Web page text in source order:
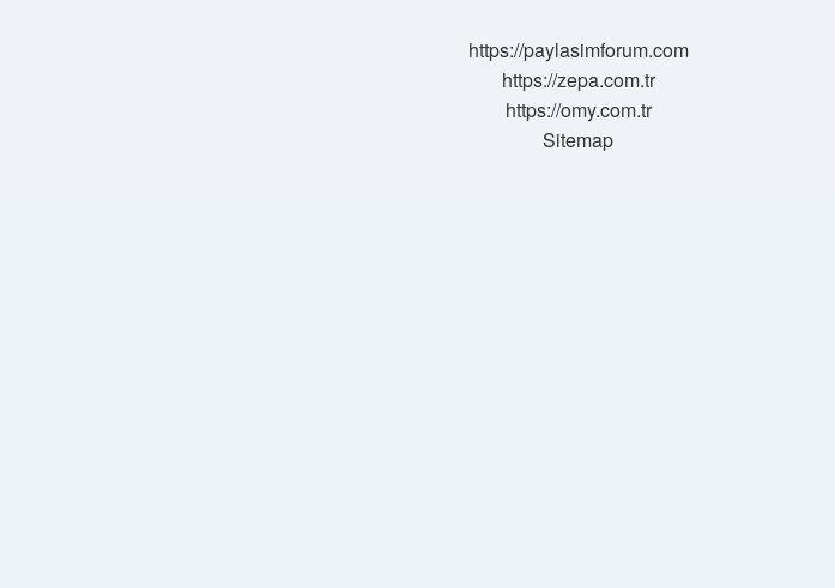
https://paylasimforum.com
https://zepa.com.tr
https://omy.com.tr
Sitemap